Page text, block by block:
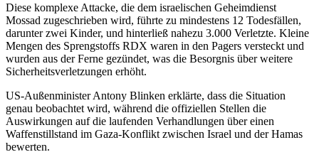
Diese komplexe Attacke, die dem israelischen Geheimdienst
Mossad zugeschrieben wird, führte zu mindestens 12 Todesfällen,
darunter zwei Kinder, und hinterließ nahezu 3.000 Verletzte. Kleine
Mengen des Sprengstoffs RDX waren in den Pagers versteckt und
wurden aus der Ferne gezündet, was die Besorgnis über weitere
Sicherheitsverletzungen erhöht.
US-Außenminister Antony Blinken erklärte, dass die Situation
genau beobachtet wird, während die offiziellen Stellen die
Auswirkungen auf die laufenden Verhandlungen über einen
Waffenstillstand im Gaza-Konflikt zwischen Israel und der Hamas
bewerten.